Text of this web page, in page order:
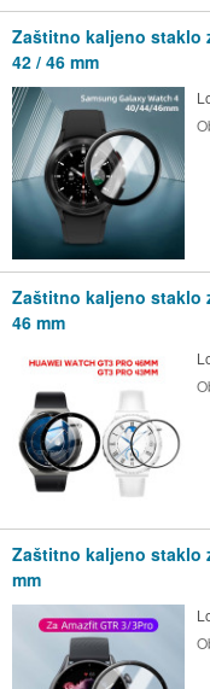
Zaštitno kaljeno staklo
42 / 46 mm
Zaštitno kaljeno staklo
46 mm
Zaštitno kaljeno staklo
mm